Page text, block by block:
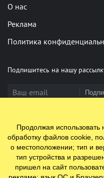
О нас
Реклама
Политика
Подпишитесь на нашу
Нашли опечатку? Выделите
© 2009-2026 ООО
Продолжая использовать
обработку файлов cookie,
о местоположении; тип и
тип устройства и
пришел на сайт